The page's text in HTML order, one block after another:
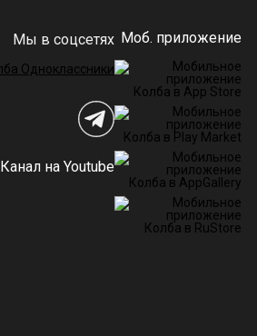
Мы в соцсетях
Канал на Youtube
Моб. приложение